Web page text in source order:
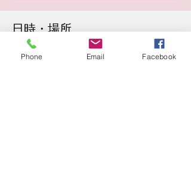
日時・場所
2023年9月08日 19:00
曾根崎２丁目１０−１５, 日本、〒530-0057
Phone Email Facebook